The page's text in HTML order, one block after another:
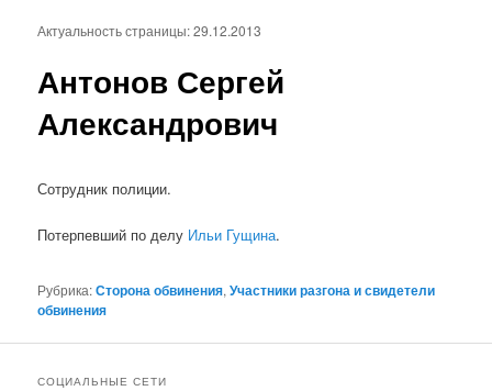
Антонов Сергей
Александрович
Актуальность страницы: 29.12.2013
Сотрудник полиции.
Потерпевший по делу Ильи Гущина.
Рубрика:Сторона обвинения,Участники разгона и свидетели
обвинения
СОЦИАЛЬНЫЕ СЕТИ